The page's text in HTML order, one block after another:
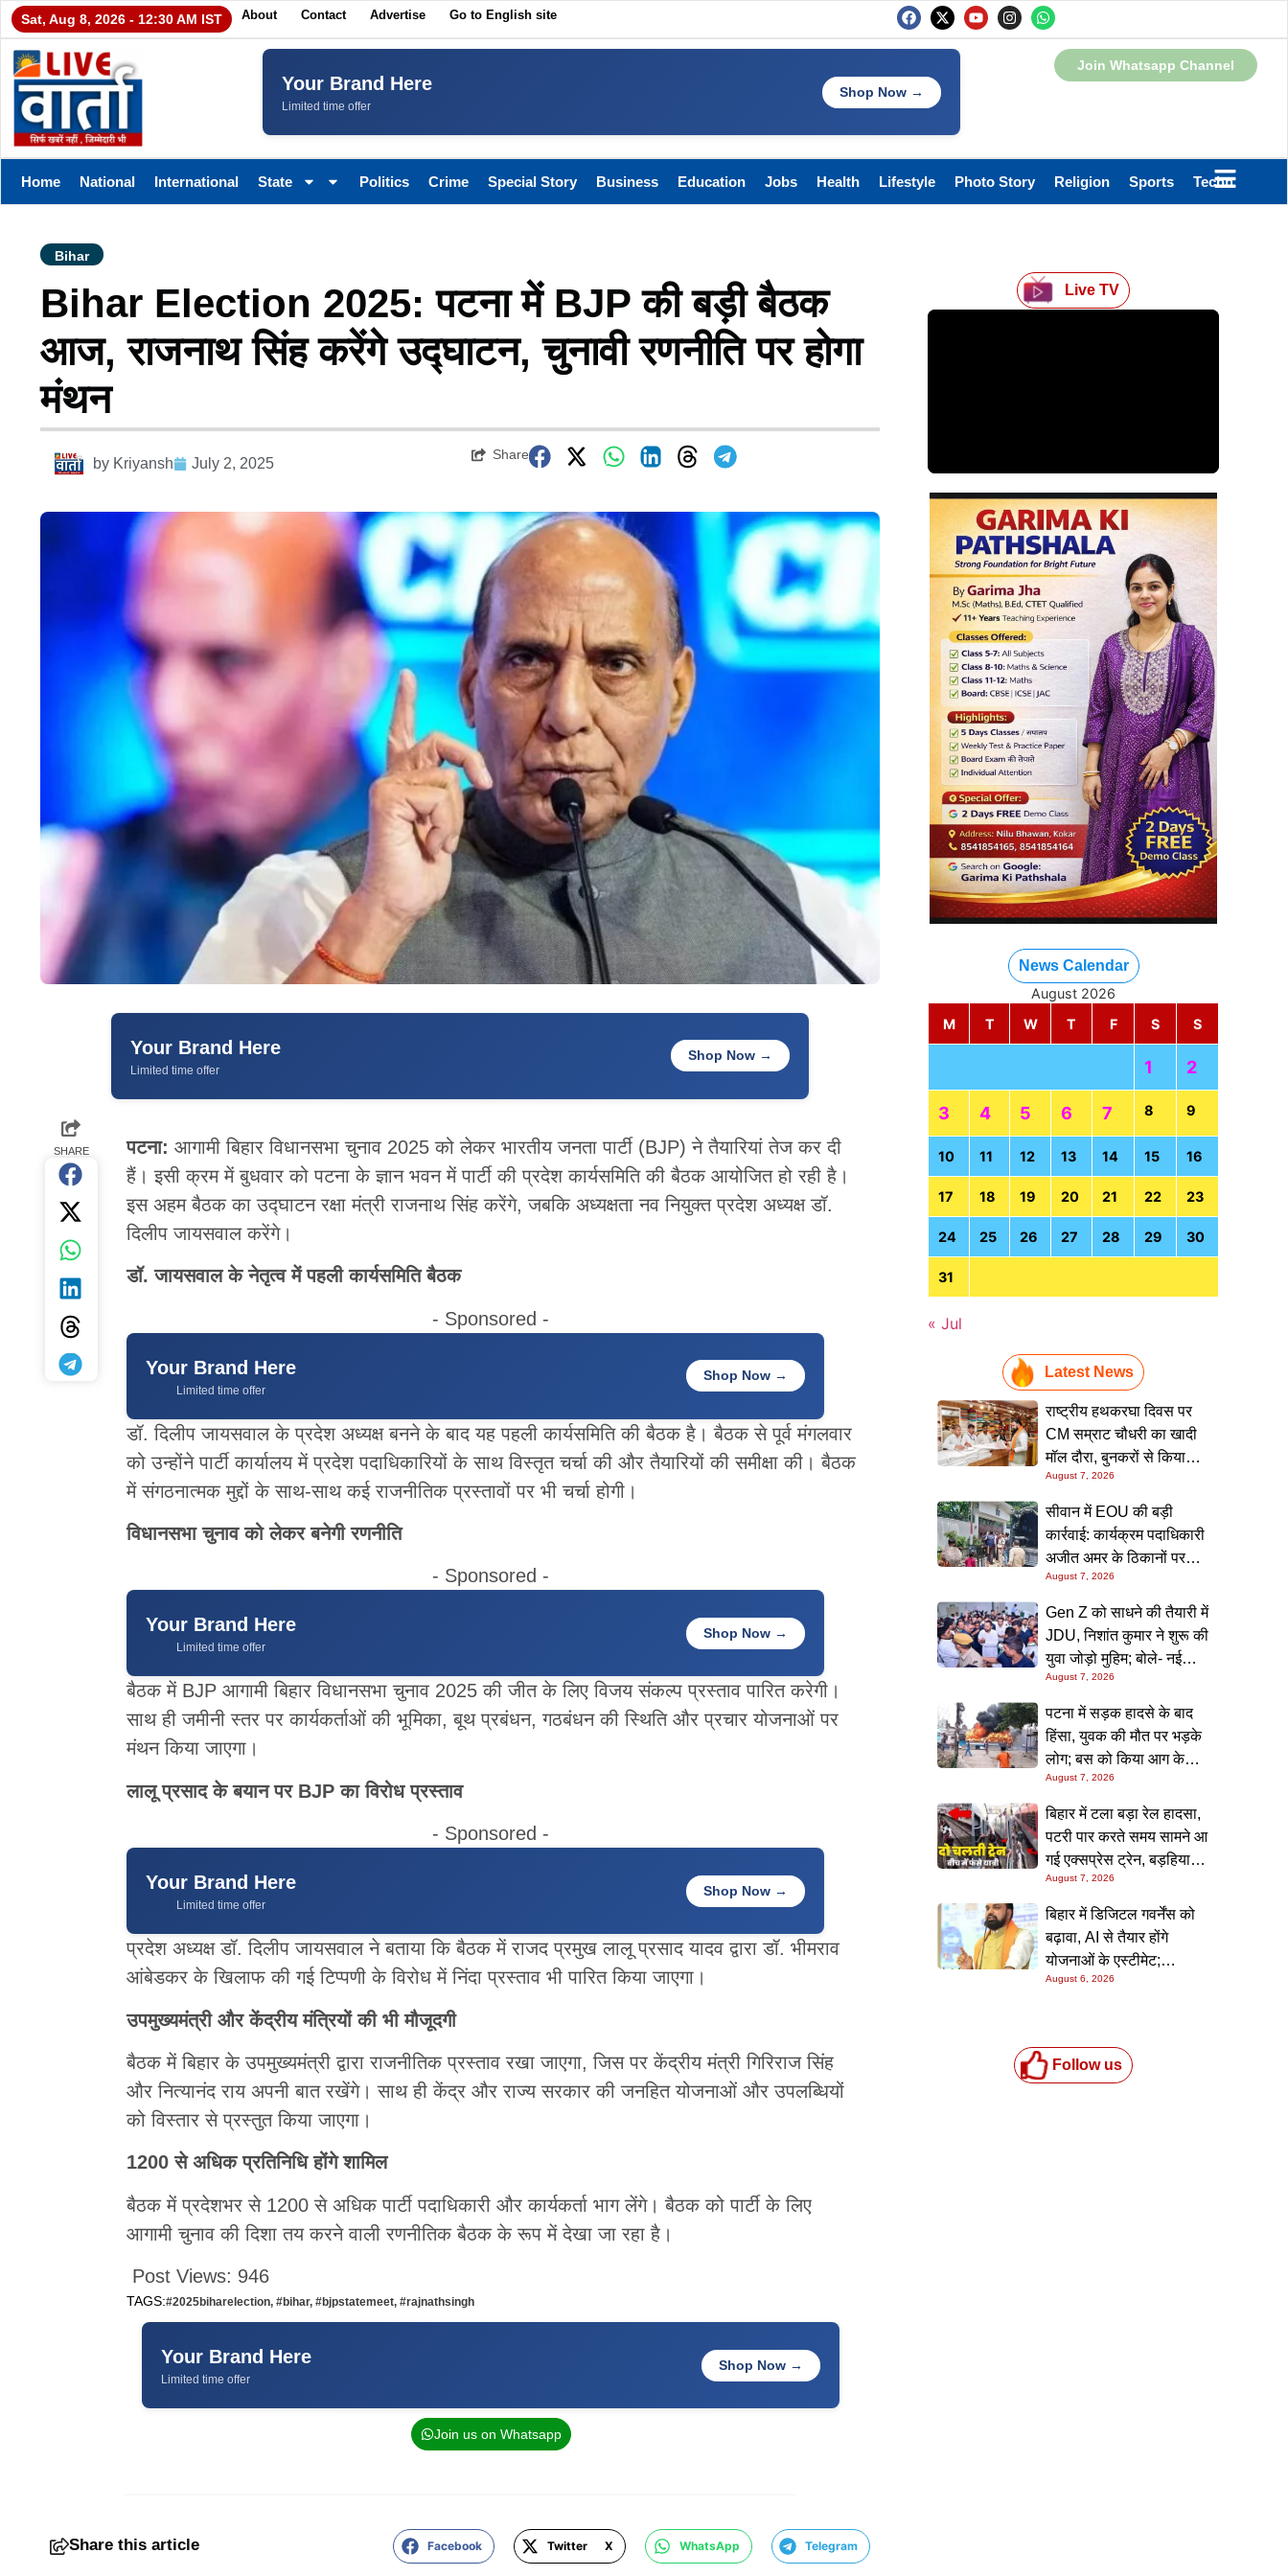
Sat, Aug 8, 2026 - 12:30 AM IST About Contact Advertise Go to English site
Your Brand Here
Limited time offer
Shop Now →
Join Whatsapp Channel
Home National International State Politics Crime Special Story Business Education Jobs Health Lifestyle Photo Story Religion Sports Technology
Bihar
Bihar Election 2025: पटना में BJP की बड़ी बैठक
आज, राजनाथ सिंह करेंगे उद्घाटन, चुनावी रणनीति पर होगा
मंथन
by Kriyansh July 2, 2025
Share
Your Brand Here
Limited time offer
Shop Now →
SHARE पटना: आगामी बिहार विधानसभा चुनाव 2025 को लेकर भारतीय जनता पार्टी (BJP) ने तैयारियां तेज कर दी
हैं। इसी क्रम में बुधवार को पटना के ज्ञान भवन में पार्टी की प्रदेश कार्यसमिति की बैठक आयोजित हो रही है।
इस अहम बैठक का उद्घाटन रक्षा मंत्री राजनाथ सिंह करेंगे, जबकि अध्यक्षता नव नियुक्त प्रदेश अध्यक्ष डॉ.
दिलीप जायसवाल करेंगे।
डॉ. जायसवाल के नेतृत्व में पहली कार्यसमिति बैठक
- Sponsored -
Your Brand Here
Limited time offer
Shop Now →
डॉ. दिलीप जायसवाल के प्रदेश अध्यक्ष बनने के बाद यह पहली कार्यसमिति की बैठक है। बैठक से पूर्व मंगलवार
को उन्होंने पार्टी कार्यालय में प्रदेश पदाधिकारियों के साथ विस्तृत चर्चा की और तैयारियों की समीक्षा की। बैठक
में संगठनात्मक मुद्दों के साथ-साथ कई राजनीतिक प्रस्तावों पर भी चर्चा होगी।
विधानसभा चुनाव को लेकर बनेगी रणनीति
- Sponsored -
Your Brand Here
Limited time offer
Shop Now →
बैठक में BJP आगामी बिहार विधानसभा चुनाव 2025 की जीत के लिए विजय संकल्प प्रस्ताव पारित करेगी।
साथ ही जमीनी स्तर पर कार्यकर्ताओं की भूमिका, बूथ प्रबंधन, गठबंधन की स्थिति और प्रचार योजनाओं पर
मंथन किया जाएगा।
लालू प्रसाद के बयान पर BJP का विरोध प्रस्ताव
- Sponsored -
Your Brand Here
Limited time offer
Shop Now →
प्रदेश अध्यक्ष डॉ. दिलीप जायसवाल ने बताया कि बैठक में राजद प्रमुख लालू प्रसाद यादव द्वारा डॉ. भीमराव
आंबेडकर के खिलाफ की गई टिप्पणी के विरोध में निंदा प्रस्ताव भी पारित किया जाएगा।
उपमुख्यमंत्री और केंद्रीय मंत्रियों की भी मौजूदगी
बैठक में बिहार के उपमुख्यमंत्री द्वारा राजनीतिक प्रस्ताव रखा जाएगा, जिस पर केंद्रीय मंत्री गिरिराज सिंह
और नित्यानंद राय अपनी बात रखेंगे। साथ ही केंद्र और राज्य सरकार की जनहित योजनाओं और उपलब्धियों
को विस्तार से प्रस्तुत किया जाएगा।
1200 से अधिक प्रतिनिधि होंगे शामिल
बैठक में प्रदेशभर से 1200 से अधिक पार्टी पदाधिकारी और कार्यकर्ता भाग लेंगे। बैठक को पार्टी के लिए
आगामी चुनाव की दिशा तय करने वाली रणनीतिक बैठक के रूप में देखा जा रहा है।
Post Views: 946
TAGS:#2025biharelection, #bihar, #bjpstatemeet, #rajnathsingh
Your Brand Here
Limited time offer
Shop Now →
Join us on Whatsapp
Share this article Facebook Twitter X WhatsApp Telegram
Live TV
News Calendar
August 2026
M
T W T F S S
1 2
3 4 5 6 7 8 9
10 11 12 13 14 15 16
17 18 19 20 21 22 23
24 25 26 27 28 29 30
31
« Jul
Latest News
राष्ट्रीय हथकरघा दिवस पर
CM सम्राट चौधरी का खादी
मॉल दौरा, बुनकरों से किया
संवाद और स्वदेशी उत्पादों को
बढ़ावा देने की अपील
August 7, 2026
सीवान में EOU की बड़ी
कार्रवाई: कार्यक्रम पदाधिकारी
अजीत अमर के ठिकानों पर
छापा, 40 लाख के आभूषण
समेत करोड़ों की संपत्ति की
जांच शुरू
August 7, 2026
Gen Z को साधने की तैयारी में
JDU, निशांत कुमार ने शुरू की
युवा जोड़ो मुहिम; बोले- नई
पीढ़ी तक पहुंचाएं नीतीश
सरकार के 20 सालों के काम
August 7, 2026
पटना में सड़क हादसे के बाद
हिंसा, युवक की मौत पर भड़के
लोग; बस को किया आग के
हवाले, पुलिस और मीडिया पर
भी हमला
August 7, 2026
बिहार में टला बड़ा रेल हादसा,
पटरी पार करते समय सामने आ
गई एक्सप्रेस ट्रेन, बड़हिया
स्टेशन पर मची अफरा-तफरी,
यात्रियों की लापरवाही आई
August 7, 2026
बिहार में डिजिटल गवर्नेंस को
बढ़ावा, AI से तैयार होंगे
योजनाओं के एस्टीमेट;
मुख्यमंत्री ने परियोजना
August 6, 2026
Follow us